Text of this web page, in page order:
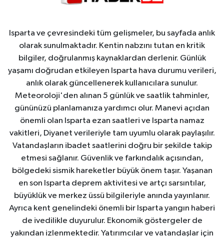
Isparta ve çevresindeki tüm gelişmeler, bu sayfada anlık
olarak sunulmaktadır. Kentin nabzını tutan en kritik
bilgiler, doğrulanmış kaynaklardan derlenir. Günlük
yaşamı doğrudan etkileyen Isparta hava durumu verileri,
anlık olarak güncellenerek kullanıcılara sunulur.
Meteoroloji'den alınan 5 günlük ve saatlik tahminler,
gününüzü planlamanıza yardımcı olur. Manevi açıdan
önemli olan Isparta ezan saatleri ve Isparta namaz
vakitleri, Diyanet verileriyle tam uyumlu olarak paylaşılır.
Vatandaşların ibadet saatlerini doğru bir şekilde takip
etmesi sağlanır. Güvenlik ve farkındalık açısından,
bölgedeki sismik hareketler büyük önem taşır. Yaşanan
en son Isparta deprem aktivitesi ve artçı sarsıntılar,
büyüklük ve merkez üssü bilgileriyle anında yayınlanır.
Ayrıca kent genelindeki önemli bir Isparta yangın haberi
de ivedilikle duyurulur. Ekonomik göstergeler de
yakından izlenmektedir. Yatırımcılar ve vatandaşlar için